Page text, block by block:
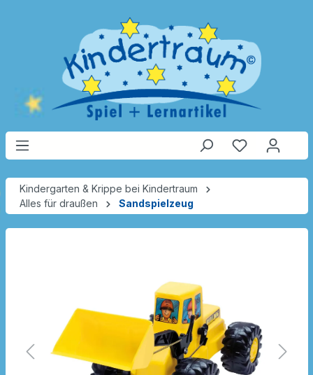
Kindergarten & Krippe bei Kindertraum
Alles für draußen
Sandspielzeug